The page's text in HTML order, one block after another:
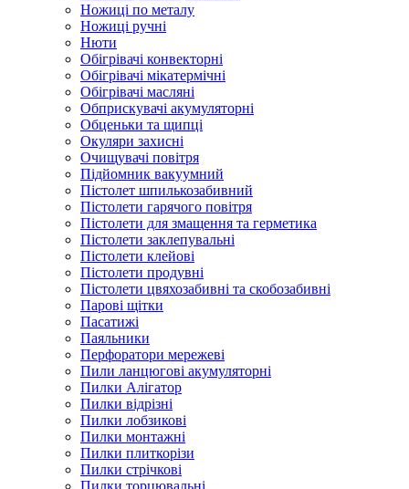
Ножиці по металу
Ножиці ручні
Нюти
Обігрівачі конвекторні
Обігрівачі мікатермічні
Обігрівачі масляні
Обприскувачі акумуляторні
Обценьки та щипці
Окуляри захисні
Очищувачі повітря
Підйомник вакуумний
Пістолет шпилькозабивний
Пістолети гарячого повітря
Пістолети для змащення та герметика
Пістолети заклепувальні
Пістолети клейові
Пістолети продувні
Пістолети цвяхозабивні та скобозабивні
Парові щітки
Пасатижі
Паяльники
Перфоратори мережеві
Пили ланцюгові акумуляторні
Пилки Алігатор
Пилки відрізні
Пилки лобзикові
Пилки монтажні
Пилки плиткорізи
Пилки стрічкові
Пилки торцювальні